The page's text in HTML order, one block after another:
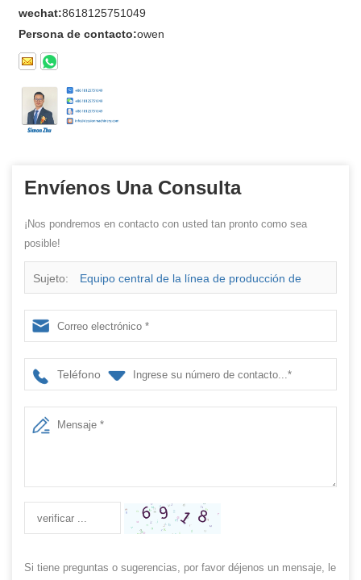
wechat:8618125751049
Persona de contacto:owen
Envíenos Una Consulta
¡Nos pondremos en contacto con usted tan pronto como sea
posible!
Sujeto: Equipo central de la línea de producción de
llenado de cucharas de miel - Diseño de plataforma
giratoria
Teléfono
Si tiene preguntas o sugerencias, por favor déjenos un mensaje, le